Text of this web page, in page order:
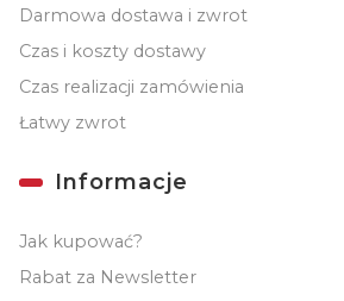
Darmowa dostawa i zwrot
Czas i koszty dostawy
Czas realizacji zamówienia
Łatwy zwrot
Informacje
Jak kupować?
Rabat za Newsletter